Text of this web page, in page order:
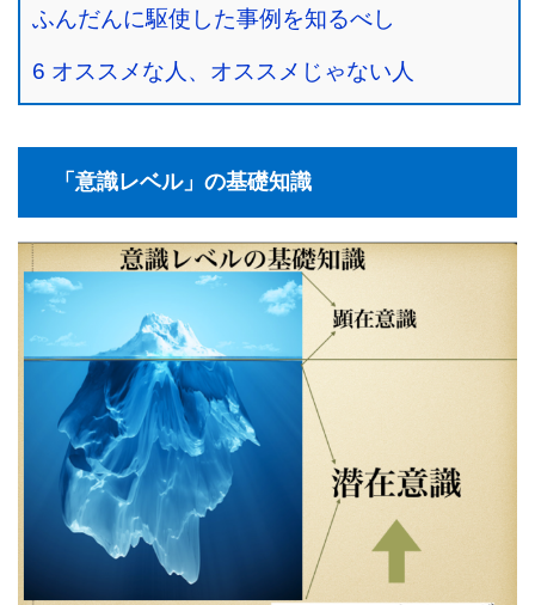
ふんだんに駆使した事例を知るべし
6 オススメな人、オススメじゃない人
「意識レベル」の基礎知識